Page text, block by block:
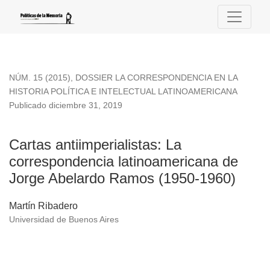
NÚM. 15 (2015), DOSSIER LA CORRESPONDENCIA EN LA
HISTORIA POLÍTICA E INTELECTUAL LATINOAMERICANA
Cartas antiimperialistas: La
correspondencia latinoamericana de
Jorge Abelardo Ramos (1950-1960)
Publicado diciembre 31, 2019
Martín Ribadero
Universidad de Buenos Aires